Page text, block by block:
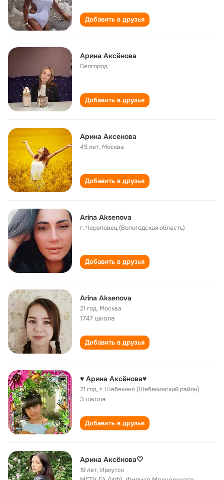
Добавить в друзья
Арина Аксёнова
Белгород
Добавить в друзья
Арина Аксенова
45 лет, Москва
Добавить в друзья
Arina Aksenova
г. Череповец (Вологодская область)
Добавить в друзья
Arina Aksenova
21 год, Москва
1747 школа
Добавить в друзья
♥ Арина Аксёнова♥
21 год,г. Шебекино (Шебекинский район)
3 школа
Добавить в друзья
Арина Аксёнова🤍
19 лет, Иркутск